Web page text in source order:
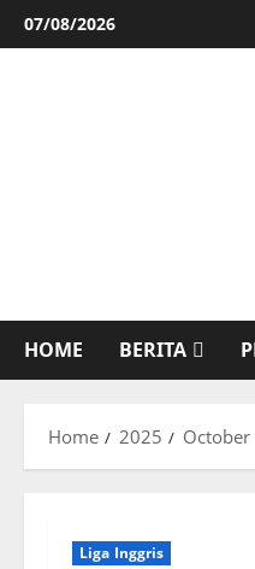
Skip
to
07/08/2026
HOME BERITA
Home 2025 October
Liga Inggris